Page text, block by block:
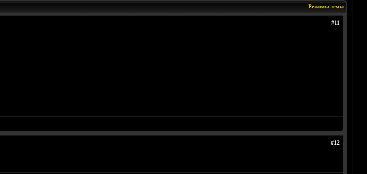
Режимы темы
#11
#12